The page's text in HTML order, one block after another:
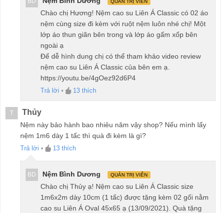
QUẢN TRỊ VIÊN
Chào chị Hương! Nệm cao su Liên Á Classic có 02 áo
nệm cùng size đi kèm với ruột nệm luôn nhé chị! Một
lớp áo thun giãn bên trong và lớp áo gấm xốp bên
ngoài ạ
Để dễ hình dung chị có thể tham khảo video review
nệm cao su Liên Á Classic của bên em ạ.
https://youtu.be/4gOez92d6P4
Trả lời • 13 thích
T Thủy
Nệm này bảo hành bao nhiêu năm vậy shop? Nếu mình lấy
nệm 1m6 dày 1 tấc thì quà đi kèm là gì?
Trả lời • 13 thích
BD Nệm Bình Dương QUẢN TRỊ VIÊN
Chào chị Thủy ạ! Nệm cao su Liên Á Classic size
1m6x2m dày 10cm (1 tấc) được tặng kèm 02 gối nằm
cao su Liên Á Oval 45x65 ạ (13/09/2021). Quà tặng